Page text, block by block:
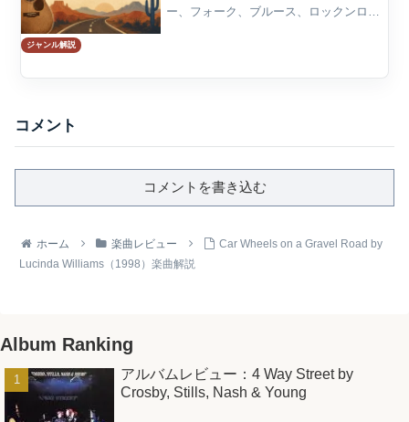
ジャンル解説
ー、フォーク、ブルース、ロックンロー
コメント
コメントを書き込む
ホーム 楽曲レビュー
Car Wheels on a Gravel Road by
Lucinda Williams（1998）楽曲解説
Album Ranking
アルバムレビュー：4 Way Street by
Crosby, Stills, Nash & Young